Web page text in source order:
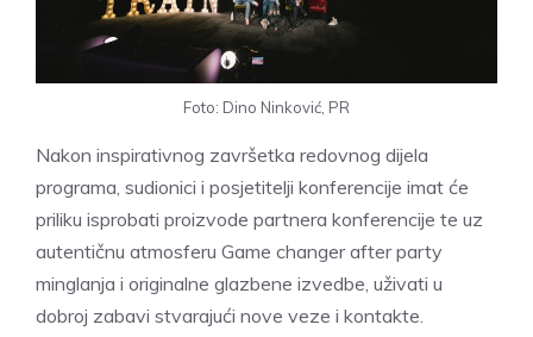
Foto: Dino Ninković, PR
Nakon inspirativnog završetka redovnog dijela
programa, sudionici i posjetitelji konferencije imat će
priliku isprobati proizvode partnera konferencije te uz
autentičnu atmosferu Game changer after party
minglanja i originalne glazbene izvedbe, uživati ​​u
dobroj zabavi stvarajući nove veze i kontakte.